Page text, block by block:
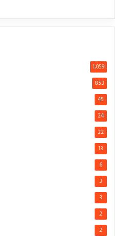
1,059
853
45
24
22
13
6
3
3
2
2